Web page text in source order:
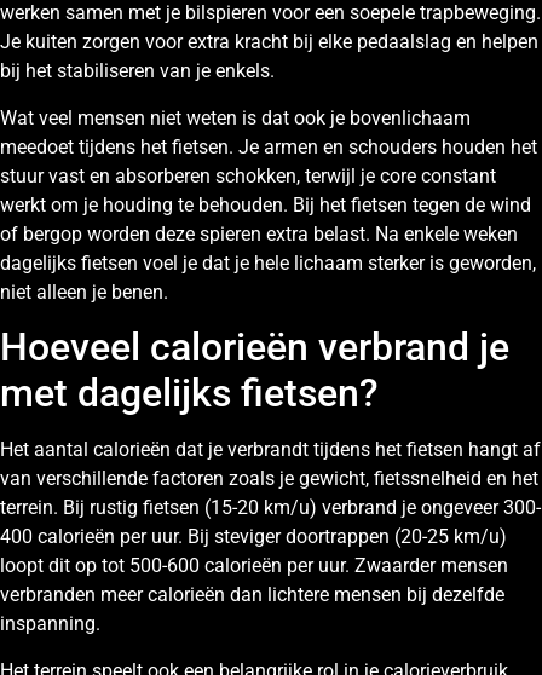
werken samen met je bilspieren voor een soepele trapbeweging.
Je kuiten zorgen voor extra kracht bij elke pedaalslag en helpen
bij het stabiliseren van je enkels.
Wat veel mensen niet weten is dat ook je bovenlichaam
meedoet tijdens het fietsen. Je armen en schouders houden het
stuur vast en absorberen schokken, terwijl je core constant
werkt om je houding te behouden. Bij het fietsen tegen de wind
of bergop worden deze spieren extra belast. Na enkele weken
dagelijks fietsen voel je dat je hele lichaam sterker is geworden,
niet alleen je benen.
Hoeveel calorieën verbrand je
met dagelijks fietsen?
Het aantal calorieën dat je verbrandt tijdens het fietsen hangt af
van verschillende factoren zoals je gewicht, fietssnelheid en het
terrein. Bij rustig fietsen (15-20 km/u) verbrand je ongeveer 300-
400 calorieën per uur. Bij steviger doortrappen (20-25 km/u)
loopt dit op tot 500-600 calorieën per uur. Zwaarder mensen
verbranden meer calorieën dan lichtere mensen bij dezelfde
inspanning.
Het terrein speelt ook een belangrijke rol in je calorieverbruik.